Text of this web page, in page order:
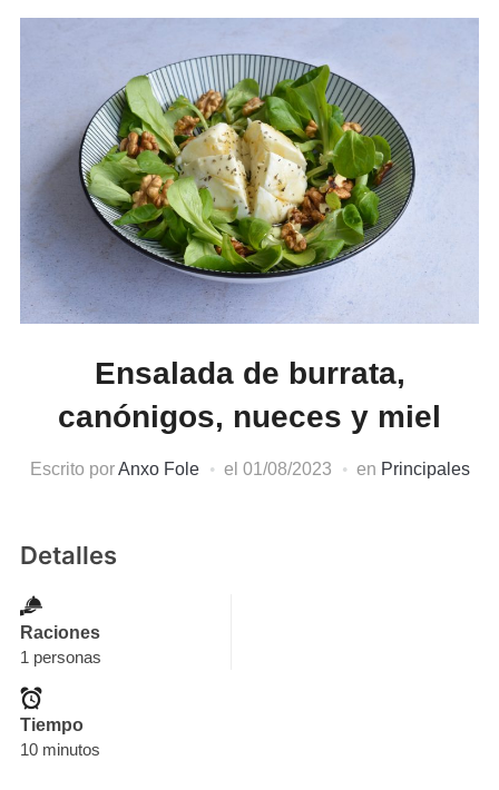
Ensalada de burrata,
canónigos, nueces y miel
Escrito porAnxo Fole el 01/08/2023 en Principales
Detalles
Raciones
1 personas
Tiempo
10 minutos